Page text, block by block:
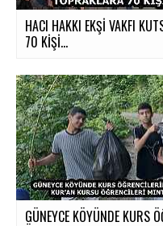
HACI HAKKI EKŞİ VAKFI
70 KİŞİ...
GÜNEYCE KÖYÜNDE KURS